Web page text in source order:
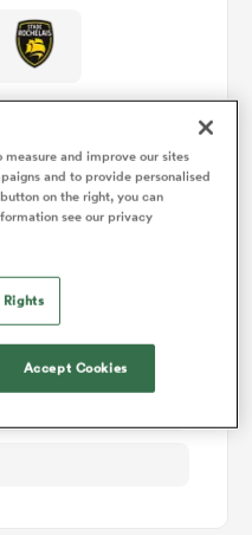
match
and improve our sites
and to provide personalised
on the right, you can
see our privacy
Accept Cookies